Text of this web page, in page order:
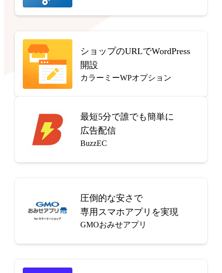
ショップのURLでWordPress
開設
カラーミーWPオプション
最短5分で誰でも簡単に
広告配信
BuzzEC
圧倒的な安さで
専用スマホアプリを実現
GMOおみせアプリ